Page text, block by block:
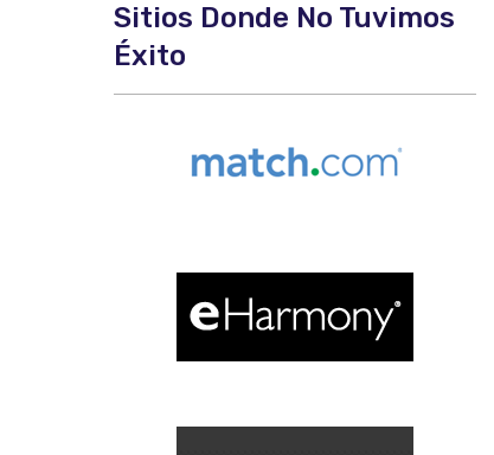
Sitios Donde No Tuvimos
Éxito